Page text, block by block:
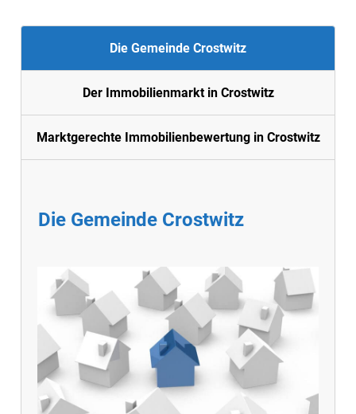
Die Gemeinde Crostwitz
Der Immobilienmarkt in Crostwitz
Marktgerechte Immobilienbewertung in Crostwitz
Die Gemeinde Crostwitz